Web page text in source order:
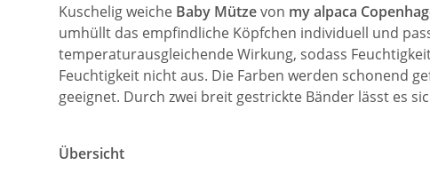
Kuschelig weiche Baby Mützevon my alpaca
umhüllt das empfindliche Köpfchen individuell und
temperaturausgleichende Wirkung, sodass
Feuchtigkeit nicht aus. Die Farben werden schonend
geeignet. Durch zwei breit gestrickte Bänder lässt es
Übersicht